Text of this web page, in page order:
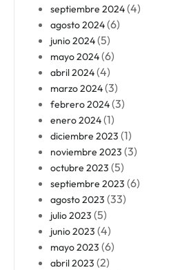
septiembre 2024(4)
agosto 2024(6)
junio 2024(5)
mayo 2024(6)
abril 2024(4)
marzo 2024(3)
febrero 2024(3)
enero 2024(1)
diciembre 2023 (1)
noviembre 2023 (3)
octubre 2023 (5)
septiembre 2023 (6)
agosto 2023 (33)
julio 2023 (5)
junio 2023 (4)
mayo 2023 (6)
abril 2023 (2)